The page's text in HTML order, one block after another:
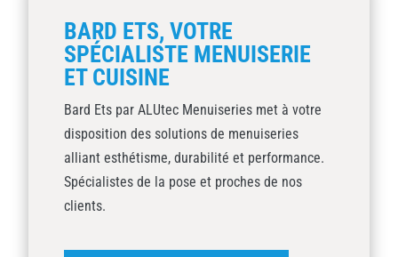
BARD ETS, VOTRE
SPÉCIALISTE MENUISERIE
ET CUISINE
Bard Ets par ALUtec Menuiseries met à votre
disposition des solutions de menuiseries
alliant esthétisme, durabilité et performance.
Spécialistes de la pose et proches de nos
clients.